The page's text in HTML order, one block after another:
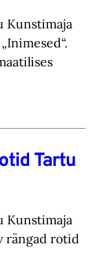
Kunstimaja
Tartu
Kunstimaja
rängad rotid